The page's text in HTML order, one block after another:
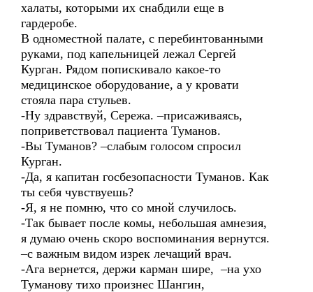
халаты, которыми их снабдили еще в
гардеробе.
В одноместной палате, с перебинтованными
руками, под капельницей лежал Сергей
Курган. Рядом попискивало какое-то
медицинское оборудование, а у кровати
стояла пара стульев.
-Ну здравствуй, Сережа. –присаживаясь,
поприветствовал пациента Туманов.
-Вы Туманов? –слабым голосом спросил
Курган.
-Да, я капитан госбезопасности Туманов. Как
ты себя чувствуешь?
-Я, я не помню, что со мной случилось.
-Так бывает после комы, небольшая амнезия,
я думаю очень скоро воспоминания вернутся.
–с важным видом изрек лечащий врач.
-Ага вернется, держи карман шире, –на ухо
Туманову тихо произнес Шангин,